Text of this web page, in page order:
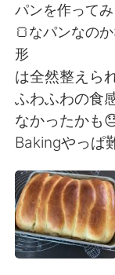
Español
English
繁體中文
日本語
Русский
パンを作って
🍞なパンなのか
形
は全然整えら
ふわふわの食
なかったかも
Bakingやっぱ